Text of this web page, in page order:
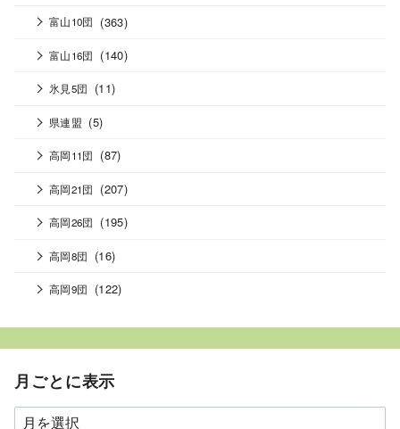
富山10団 (363)
富山16団 (140)
氷見5団 (11)
県連盟 (5)
高岡11団 (87)
高岡21団 (207)
高岡26団 (195)
高岡8団 (16)
高岡9団 (122)
月ごとに表示
月